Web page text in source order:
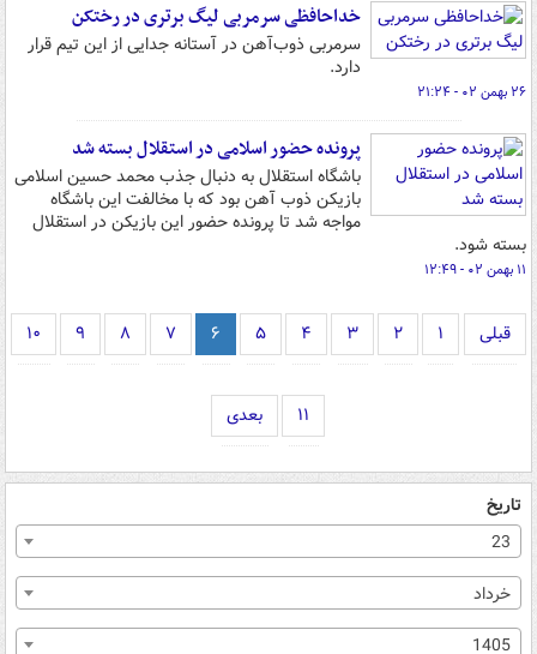
خداحافظی سرمربی لیگ برتری در رختکن
سرمربی ذوب‌آهن در آستانه جدایی از این تیم قرار
دارد.
۲۶ بهمن ۰۲ - ۲۱:۲۴
پرونده حضور اسلامی در استقلال بسته شد
باشگاه استقلال به دنبال جذب محمد حسین اسلامی
بازیکن ذوب آهن بود که با مخالفت این باشگاه
مواجه شد تا پرونده حضور این بازیکن در استقلال
بسته شود.
۱۱ بهمن ۰۲ - ۱۲:۴۹
قبلی ۱ ۲ ۳ ۴ ۵ ۶ ۷ ۸ ۹ ۱۰
۱۱ بعدی
تاریخ
23
خرداد
1405